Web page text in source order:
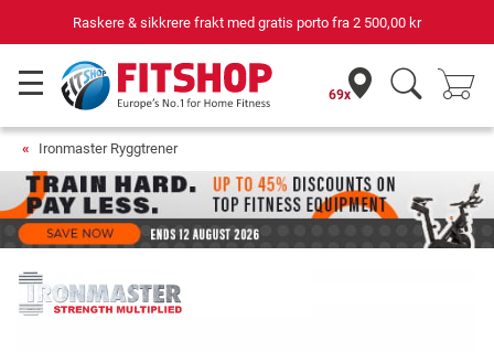
Raskere & sikkrere frakt med gratis porto fra 2 500,00 kr
69x
Ironmaster Ryggtrener